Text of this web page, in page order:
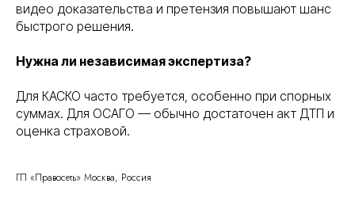
видео доказательства и претензия повышают шанс
быстрого решения.
Нужна ли независимая экспертиза?
Для КАСКО часто требуется, особенно при спорных
суммах. Для ОСАГО — обычно достаточен акт ДТП и
оценка страховой.
ГП «Правосеть» Москва, Россия